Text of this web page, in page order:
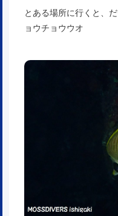
とある場所に行くと、
ョウチョウウオ